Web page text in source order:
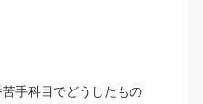
手科目でどうしたもの